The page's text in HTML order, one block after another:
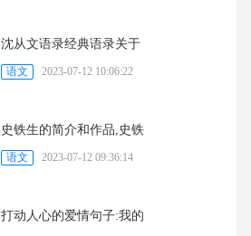
沈从文语录经典语录关于
语文 2023-07-12 10:06:22
史铁生的简介和作品,史铁
语文 2023-07-12 09:36:14
打动人心的爱情句子:我的